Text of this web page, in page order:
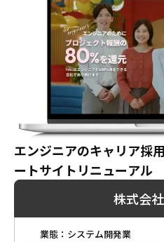
エンジニアのキャリア採
ートサイトリニューアル
株式会
業態： システム開発業